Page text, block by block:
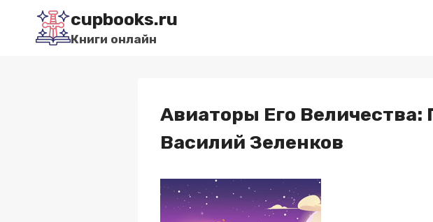
Перейти
содержимому
cupbooks.ru
Книги онлайн
Авиаторы Его
Василий Зеленков